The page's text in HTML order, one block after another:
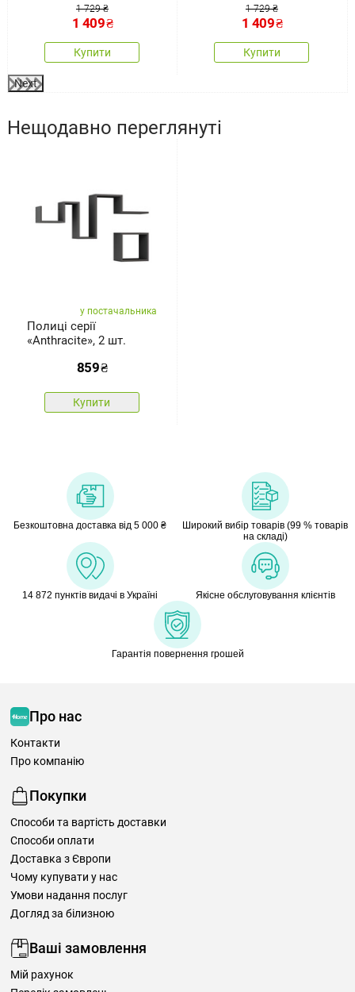
1 729 ₴
1 409₴
Купити
1 729 ₴
1 409₴
Купити
Next
Нещодавно переглянуті
у постачальника
Полиці серії
«Anthracite», 2 шт.
859₴
Купити
Безкоштовна доставка від 5 000 ₴
Широкий вибір товарів (99 % товарів
на складі)
14 872 пунктів видачі в Україні Якісне обслуговування клієнтів
Гарантія повернення грошей
Про нас
Контакти
Про компанію
Покупки
Способи та вартість доставки
Способи оплати
Доставка з Європи
Чому купувати у нас
Умови надання послуг
Догляд за білизною
Ваші замовлення
Мій рахунок